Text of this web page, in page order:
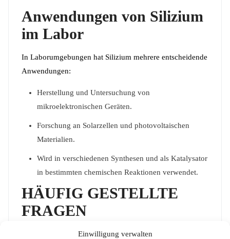
Einwilligung verwalten
Anwendungen von Silizium
im Labor
In Laborumgebungen hat Silizium mehrere entscheidende
Anwendungen:
Herstellung und Untersuchung von
mikroelektronischen Geräten.
Forschung an Solarzellen und photovoltaischen
Materialien.
Wird in verschiedenen Synthesen und als Katalysator
in bestimmten chemischen Reaktionen verwendet.
HÄUFIG GESTELLTE
FRAGEN
Ist Silikon sicher in der Handhabung?